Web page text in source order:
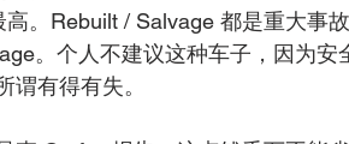
。Rebuilt / Salvage 都是重大事
。个人不建议这种车子，因为安
有得有失。